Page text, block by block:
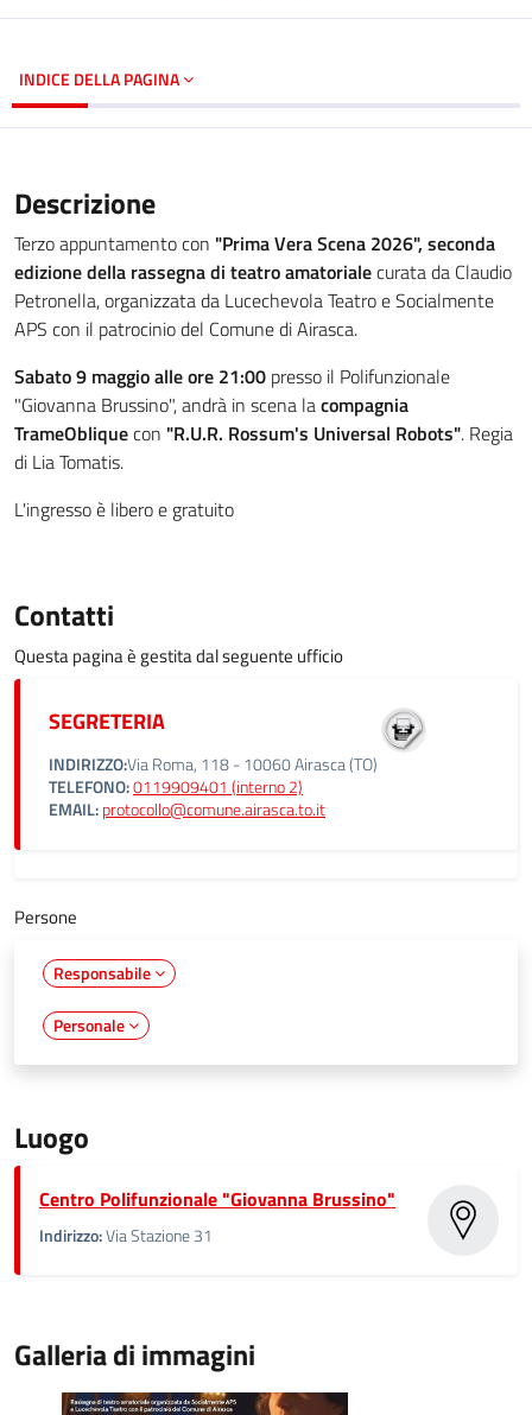
INDICE DELLA PAGINA
Descrizione
Terzo appuntamento con "Prima Vera Scena 2026", seconda
edizione della rassegna di teatro amatorialecurata da Claudio
Petronella, organizzata da Lucechevola Teatro e Socialmente
APS con il patrocinio del Comune di Airasca.
Sabato 9 maggio alle ore 21:00 presso il Polifunzionale
"Giovanna Brussino", andrà in scena lacompagnia
TrameObliquecon "R.U.R. Rossum's Universal Robots". Regia
di Lia Tomatis.
L'ingresso è libero e gratuito
Contatti
Questa pagina è gestita dal seguente ufficio
SEGRETERIA
INDIRIZZO:Via Roma, 118 - 10060 Airasca (TO)
TELEFONO:0119909401 (interno 2)
EMAIL:protocollo@comune.airasca.to.it
Persone
Responsabile
Personale
Luogo
Centro Polifunzionale "Giovanna Brussino"
Indirizzo:Via Stazione 31
Galleria di immagini